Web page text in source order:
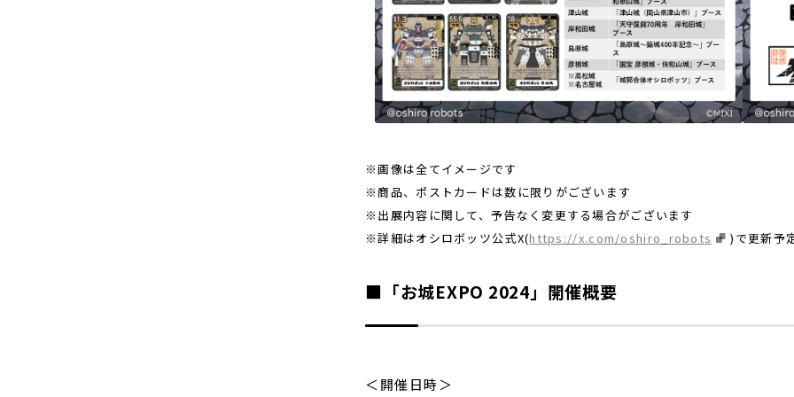
※画像は全てイメージです
※商品、ポストカードは数に限りがございます
※出展内容に関して、予告なく変更する場合がございます
※詳細はオシロボッツ公式X(https://x.com/oshiro_robots )で更新予
■「お城EXPO 2024」開催概要
＜開催日時＞